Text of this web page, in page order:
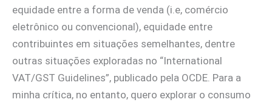
equidade entre a forma de venda (i.e, comércio
eletrônico ou convencional), equidade entre
contribuintes em situações semelhantes, dentre
outras situações exploradas no “International
VAT/GST Guidelines”, publicado pela OCDE. Para a
minha crítica, no entanto, quero explorar o consumo